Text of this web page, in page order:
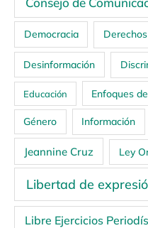
Democracia Derechos
Desinformación
Educación Enfoques
Género Información
Jeannine Cruz Ley
Libertad de
Libre Ejercicios